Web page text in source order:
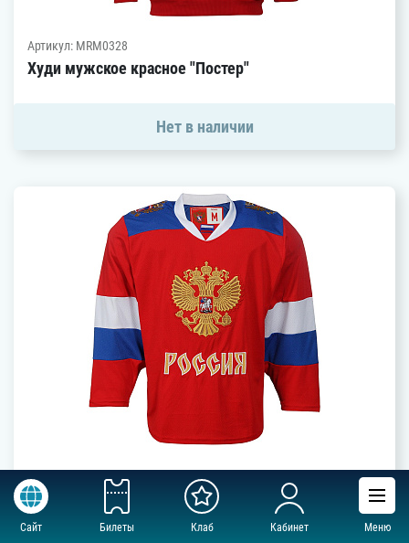
Сайт Билеты Клаб Кабинет Меню
Артикул: MRM0328
Худи мужское красное "Постер"
Нет в наличии
Артикул: RE0018
Свитер сборной России мужской красный